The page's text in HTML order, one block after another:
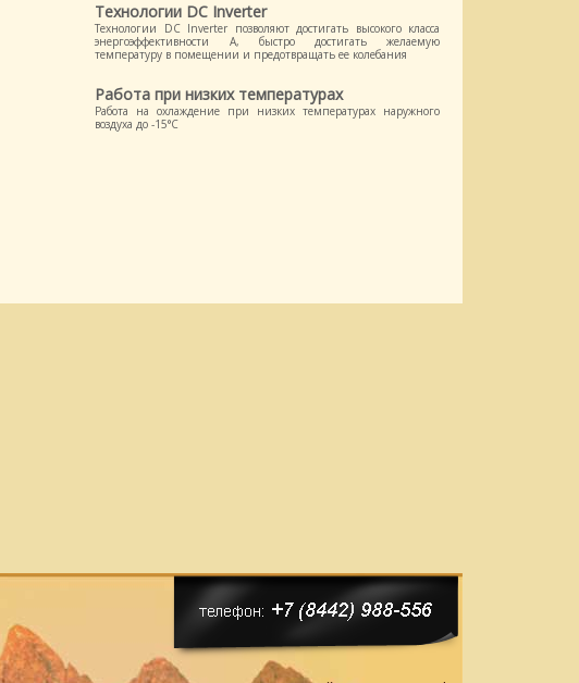
Технологии DC Inverter
Технологии DC Inverter позволяют достигать высокого класса
энергоэффективности А, быстро достигать желаемую
температуру в помещении и предотвращать ее колебания
Работа при низких температурах
Работа на охлаждение при низких температурах наружного
воздуха до -15°C